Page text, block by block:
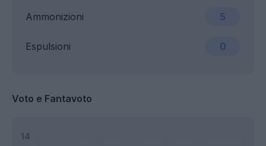
Ammonizioni 5
Espulsioni 0
Voto e Fantavoto